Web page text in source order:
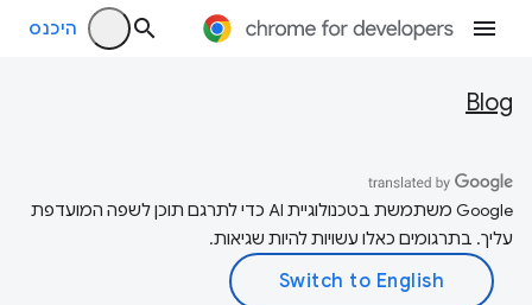
היכנס
Blog
‫Google משתמשת בטכנולוגיית AI כדי לתרגם תוכן לשפה המועדפת
עליך. בתרגומים כאלו עשויות להיות שגיאות.